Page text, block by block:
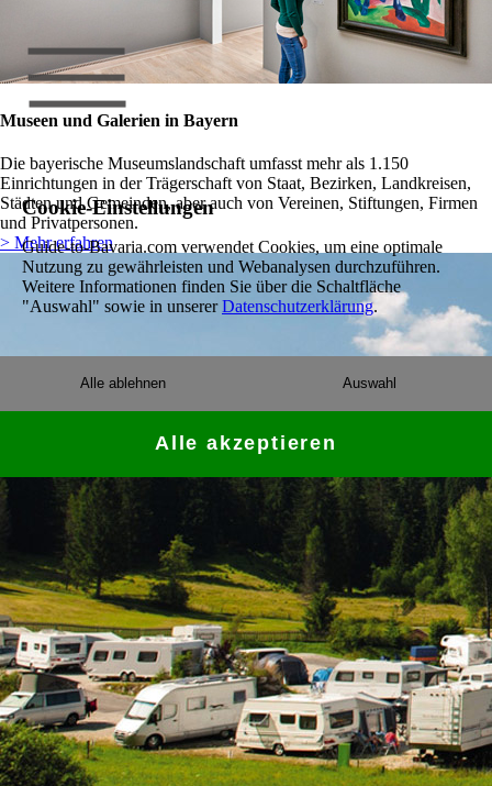
Museen und Galerien in Bayern
Die bayerische Museumslandschaft umfasst mehr als 1.150
Einrichtungen in der Trägerschaft von Staat, Bezirken, Landkreisen,
Städten und Gemeinden, aber auch von Vereinen, Stiftungen, Firmen
und Privatpersonen.
> Mehr erfahren
Cookie-Einstellungen
Guide-to-Bavaria.com verwendet Cookies, um eine optimale
Nutzung zu gewährleisten und Webanalysen durchzuführen.
Weitere Informationen finden Sie über die Schaltfläche
"Auswahl" sowie in unsererDatenschutzerklärung.
Auswahl
Alle ablehnen
Alle akzeptieren